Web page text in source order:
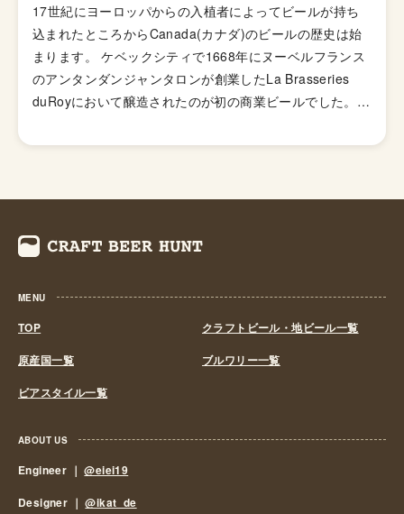
味の少ないホップを使い、ジューシーな柑橘系とフローラ
ルのフレーバーが特徴の「ニューイングランドIPA（ヘイ
ジーIPA・ジューシーIPA）」など様々なIPAのスタイルが
存在します。
17世紀にヨーロッパからの入植者によってビールが持ち
込まれたところからCanada(カナダ)のビールの歴史は始
まります。 ケベックシティで1668年にヌーベルフランス
のアンタンダンジャンタロンが創業したLa Brasseries
duRoyにおいて醸造されたのが初の商業ビールでした。し
ーであり、ビールはシェアを伸ばすことができません。
す。ノンアルコールとアルコール入りどちらも開発されま
した。 18世紀から「イギリス植民地にいたイギリス兵が1
移民した英国民たち」という2つのマーケットを基盤に、
多くの醸造所が生まれます。しかし、19世紀後半から20
影響を受け、４分の３ほどの醸造所が閉鎖。 禁酒令は
1920年代半ばまでにほぼ終了し、規制下にあったもの
ラー」の出現と普及により、ビールはカナダの国民的飲み
物としての地位を確立してしきます。 今日では、クラフ
男性」というカナダにおけるビール従来のターゲット以外
MENU
TOP
クラフトビール・地ビール一覧
原産国一覧
ブルワリー一覧
ビアスタイル一覧
ABOUT US
Engineer ｜@eiei19
Designer ｜@ikat_de